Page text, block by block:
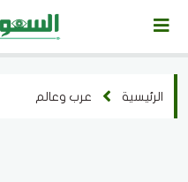
الرئيسية عرب وعالم